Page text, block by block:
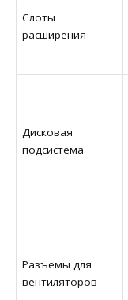
Слоты
расширения
Дисковая
подсистема
Разъемы для
вентиляторов